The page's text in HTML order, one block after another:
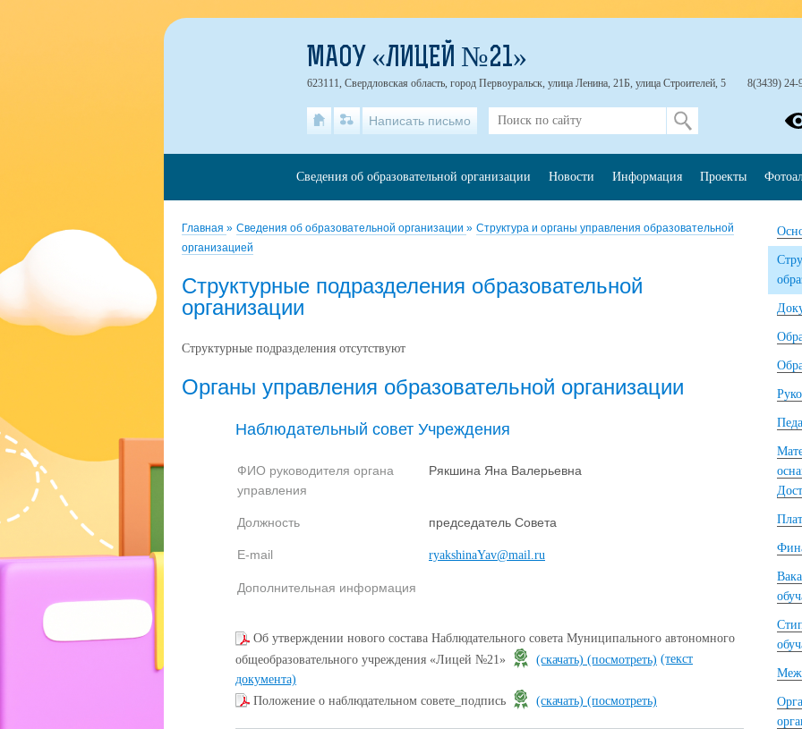
Главная » Сведения об образовательной организации » Структура и органы управления образовательной
организацией
Cтруктурные подразделения образовательной
организации
Структурные подразделения отсутствуют
Органы управления образовательной организации
Наблюдательный совет Учреждения
ФИО руководителя органа
управления
Рякшина Яна Валерьевна
Должность председатель Совета
E-mail ryakshinaYav@mail.ru
Дополнительная информация
Об утверждении нового состава Наблюдательного совета Муниципального автономного
общеобразовательного учреждения «Лицей №21»
(скачать) (посмотреть) (текст
документа)
Положение о наблюдательном совете_подпись
(скачать) (посмотреть)
МАОУ «ЛИЦЕЙ №21»
623111, Свердловская область, город Первоуральск, улица Ленина, 21Б, улица Строителей, 5 8(3439) 24-
Написать письмо
Сведения об образовательной организации Новости Информация Проекты